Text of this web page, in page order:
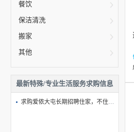
餐饮
保洁清洗
搬家
其他
最新特殊/专业生活服务求购信息
求购爱侬大屯长期招聘住家，不住家，小时工，钟点工